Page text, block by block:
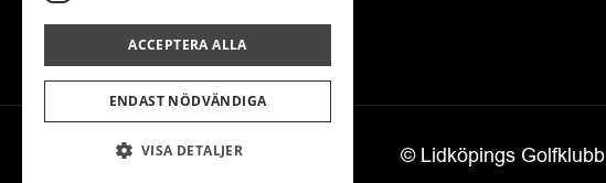
© Lidköpings Golfklubb
ACCEPTERA ALLA
ENDAST NÖDVÄNDIGA
VISA DETALJER